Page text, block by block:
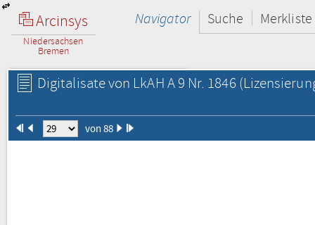
Arcinsys
Niedersachsen
Bremen
Navigator Suche Merkliste
Digitalisate von LkAH A 9 Nr. 1846
von 88